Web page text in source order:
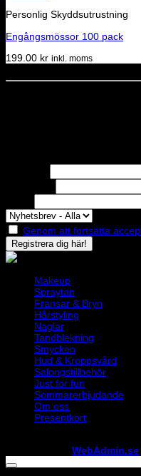
Personlig Skyddsutrustning
Engångsmössor 100 pack
199.00 kr inkl. moms
Genom att fortsätta
Makeup
Spraytan
Fransar & Bryn
Hårstyling
Naglar
Tandblekning
Smycken
Hud & Kroppsvård
Salongstillbehör
Just for fun
Sommarerbjudande
Om oss
Presentkort
WebAdmin.se